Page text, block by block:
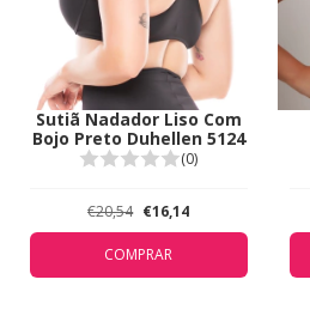
Sutiã Nadador Liso Com
Bojo Preto Duhellen 5124
(0)
€20,54 €16,14
COMPRAR